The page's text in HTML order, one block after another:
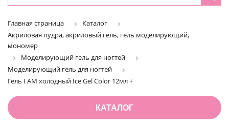
Главная страница
Каталог
Акриловая пудра, акриловый гель, гель моделирующий,
мономер
Моделирующий гель для ногтей
Моделирующий гель для ногтей
Гель I AM холодный Ice Gel Color 12мл +
КАТАЛОГ